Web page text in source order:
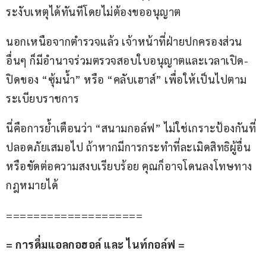
ระงับเหตุได้ทันทีโดยไม่ต้องขออนุญาต
นอกเหนือจากตำรวจแล้ว เจ้าหน้าที่ฝ่ายปกครองส่วน
อื่นๆ ก็มีอำนาจร่วมตรวจสอบใบอนุญาตและเวลาเปิด-
ปิดของ “ซุ้มน้ำ” หรือ “คลับเฮาส์” เพื่อให้เป็นไปตาม
ระเบียบราชการ
นี่คือการย้ำเตือนว่า “สนามกอล์ฟ” ไม่ใช่เกราะป้องกันที่
ปลอดภัยเสมอไป ถ้าหากมีการกระทำที่ละเมิดสิทธิผู้อื่น
หรือขัดต่อความสงบเรียบร้อย คุณก็อาจโดนลงโทษทาง
กฎหมายได้
====================
= การดื่มแอลกอฮอล์ และ ไนท์กอล์ฟ =